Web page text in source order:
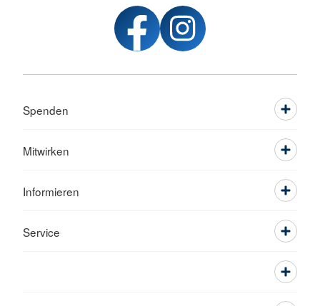
Spenden
Mitwirken
Informieren
Service